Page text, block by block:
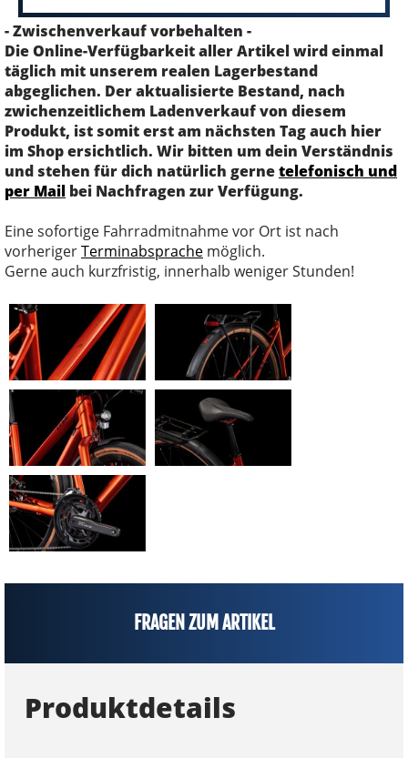
- Zwischenverkauf vorbehalten -
Die Online-Verfügbarkeit aller Artikel wird einmal
täglich mit unserem realen Lagerbestand
abgeglichen. Der aktualisierte Bestand, nach
zwichenzeitlichem Ladenverkauf von diesem
Produkt, ist somit erst am nächsten Tag auch hier
im Shop ersichtlich. Wir bitten um dein Verständnis
und stehen für dich natürlich gernetelefonisch und
per Mail bei Nachfragen zur Verfügung.
Eine sofortige Fahrradmitnahme vor Ort ist nach
vorherigerTerminabsprache möglich.
Gerne auch kurzfristig, innerhalb weniger Stunden!
FRAGEN ZUM ARTIKEL
Produktdetails